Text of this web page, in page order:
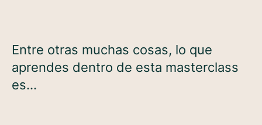
Entre otras muchas cosas, lo que
aprendes dentro de esta masterclass
es…